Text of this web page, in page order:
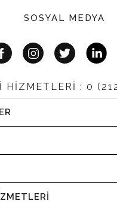
SOSYAL MEDYA
HİZMETLERİ : 0